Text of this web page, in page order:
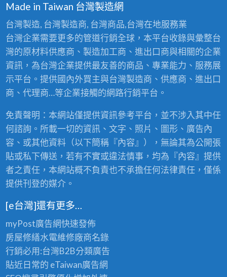
Made in Taiwan 台灣製造網
台灣製造, 台灣製造商, 台灣商品,台灣在地服務業
台灣企業需要更多的管道行銷全球，本平台收錄與彙整台
灣的原材料供應商、製造加工商、進出口商與相關的企業
資訊，為台灣企業提供最友善的商品、專業能力、服務展
示平台。提供國內外買主與台灣製造商、供應商、進出口
商、代理商…等企業接觸的網路行銷平台。
免責聲明：本網站僅提供資訊參考平台，並不涉入其中任
何諮詢。所載一切的資訊、文字、照片、圖形、廣告內
容、或其他資料（以下簡稱『內容』），無論其為公開張
貼或私下傳送，若有不實或違法情事，均為『內容』提供
者之責任，本網站概不負責也不承擔任何法律責任，僅係
提供刊登的媒介。
[e台灣]還有更多…
myPost廣告網快速發佈
房屋修繕水電維修廠商名錄
行銷必用:台灣B2B分類廣告
貼近日常的 eTaiwan廣告網